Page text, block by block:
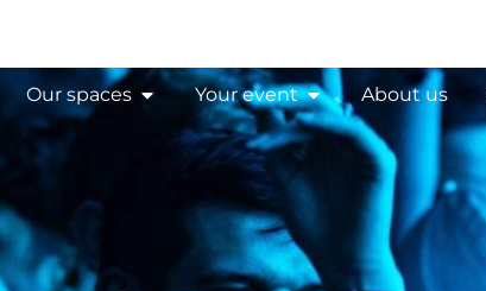
Our spaces Your event About us